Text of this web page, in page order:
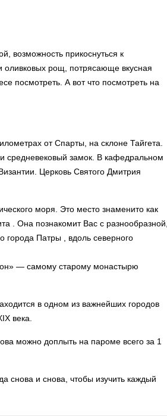
возможность прикоснуться к
оливковых рощ, потрясающе вкусная
посмотреть. А вот что посмотреть на
от Спарты, на склоне Тайгета.
средневековый замок. В кафедральном
Церковь Святого Дмитрия
моря. Это место знаменито как
. Она познакомит Вас с разнообразной,
Патры , вдоль северного
— самому старому монастырю
в одном из важнейших городов
века.
можно доплыть на пароме всего за 1
снова и снова, чтобы изучить каждый